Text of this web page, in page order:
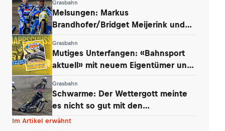
Grasbahn
Melsungen: Markus
Brandhofer/Bridget Meijerink und
Grasbahn
Mutiges Unterfangen: «Bahnsport
aktuell» mit neuem Eigentümer und
Grasbahn
Schwarme: Der Wettergott meinte
es nicht so gut mit den
Niedersachsen
Im Artikel erwähnt